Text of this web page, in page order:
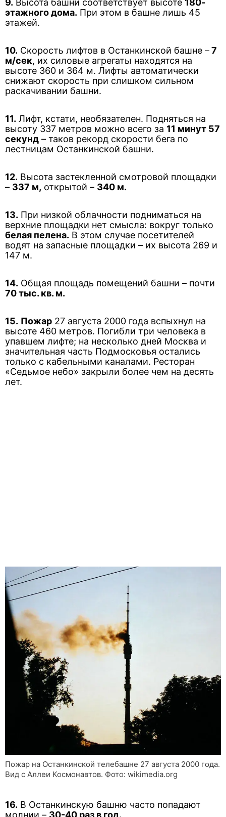
9. Высота башни соответствует высоте 180-
этажного дома. При этом в башне лишь 45
этажей.
10. Скорость лифтов в Останкинской башне –7
м/сек, их силовые агрегаты находятся на
высоте 360 и 364 м. Лифты автоматически
снижают скорость при слишком сильном
раскачивании башни.
11. Лифт, кстати, необязателен. Подняться на
высоту 337 метров можно всего за 11 минут 57
секунд – таков рекорд скорости бега по
лестницам Останкинской башни.
12. Высота застекленной смотровой площадки
– 337 м, открытой – 340 м.
13. При низкой облачности подниматься на
верхние площадки нет смысла: вокруг только
белая пелена. В этом случае посетителей
водят на запасные площадки – их высота 269 и
147 м.
14. Общая площадь помещений башни – почти
70 тыс. кв. м.
15. Пожар 27 августа 2000 года вспыхнул на
высоте 460 метров. Погибли три человека в
упавшем лифте; на несколько дней Москва и
значительная часть Подмосковья остались
только с кабельными каналами. Ресторан
«Седьмое небо» закрыли более чем на десять
лет.
Пожар на Останкинской телебашне 27 августа 2000 года.
Вид с Аллеи Космонавтов. Фото: wikimedia.org
16. В Останкинскую башню часто попадают